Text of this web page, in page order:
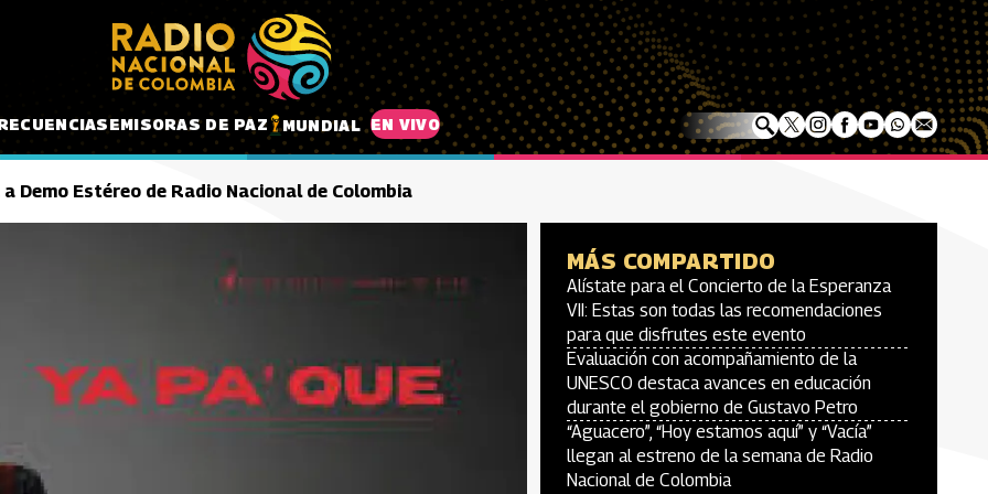
EMISORAS DE PAZ MUNDIAL EN VIVO
Demo Estéreo de Radio Nacional de Colombia
MÁS COMPARTIDO
Alístate para el Concierto de la Esperanza
VII: Estas son todas las recomendaciones
para que disfrutes este evento
Evaluación con acompañamiento de la
UNESCO destaca avances en educación
durante el gobierno de Gustavo Petro
“Aguacero”, “Hoy estamos aquí” y “Vacía”
llegan al estreno de la semana de Radio
Nacional de Colombia